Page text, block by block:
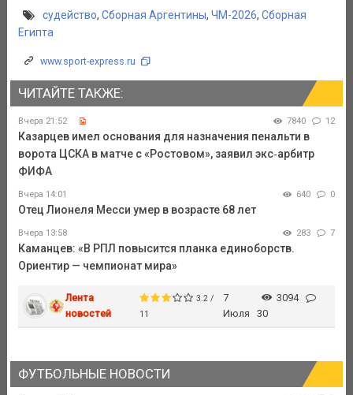
судейство, Сборная Аргентины, ЧМ-2026, Сборная
Египта
www.sport-express.ru
ЧИТАЙТЕ ТАКЖЕ:
Вчера 21:52 7840 12
Казарцев имел основания для назначения пенальти в
ворота ЦСКА в матче с «Ростовом», заявил экс‑арбитр
ФИФА
Вчера 14:01 640 0
Отец Лионеля Месси умер в возрасте 68 лет
Вчера 13:58 283 7
Каманцев: «В РПЛ повысится планка единоборств.
Ориентир — чемпионат мира»
Лента
новостей
3.2 /
11
7
Июля
3094
30
ФУТБОЛЬНЫЕ НОВОСТИ